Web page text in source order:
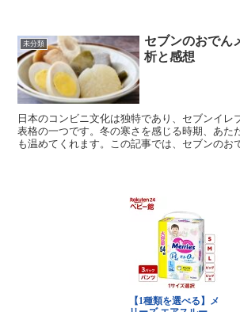
未分類
セブンのおでん
析と感想
日本のコンビニ文化は独特であり、セブンイレ
表格の一つです。冬の寒さを感じる時期、あた
も温めてくれます。この記事では、セブンのお